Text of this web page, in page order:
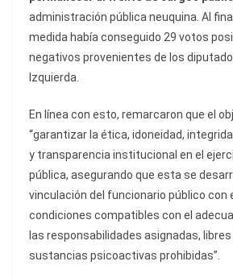
administración pública neuquina. Al
medida había conseguido 29 votos
negativos provenientes de los
Izquierda.
En línea con esto, remarcaron que el
“garantizar la ética, idoneidad,
y transparencia institucional en el
pública, asegurando que esta se
vinculación del funcionario público con
condiciones compatibles con el
las responsabilidades asignadas,
sustancias psicoactivas prohibidas”.